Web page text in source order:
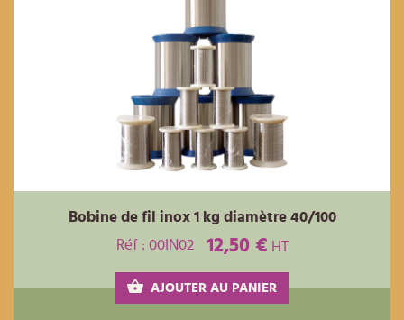
Bobine de fil inox 1 kg diamètre 40/100
Réf : 00IN02
12,50 € HT
AJOUTER AU PANIER